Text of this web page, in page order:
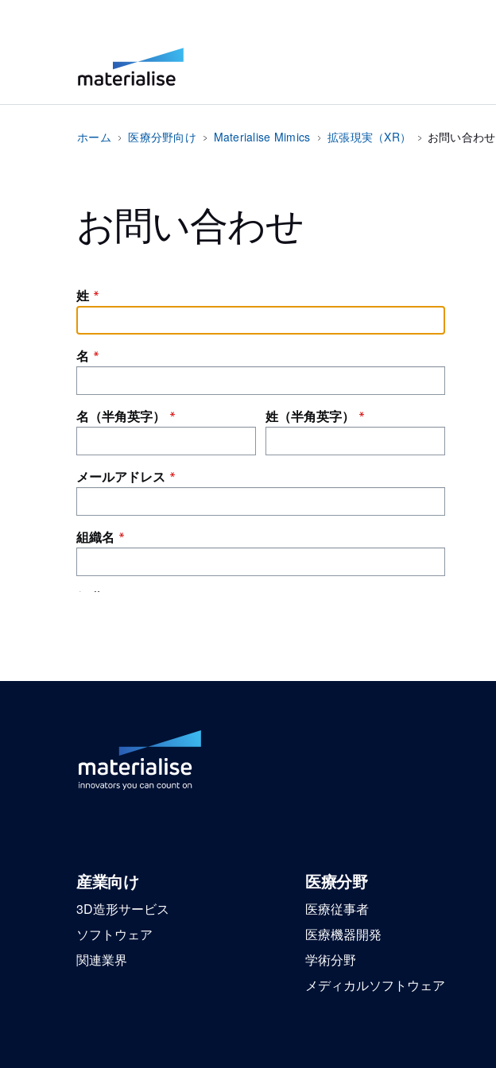
ホーム 医療分野向け Materialise Mimics 拡張現実（XR） お問い合わせ
お問い合わせ
産業向け
3D造形サービス
ソフトウェア
関連業界
医療分野
医療従事者
医療機器開発
学術分野
メディカルソフトウェア